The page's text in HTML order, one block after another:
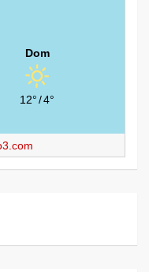
Dom
12°/4°